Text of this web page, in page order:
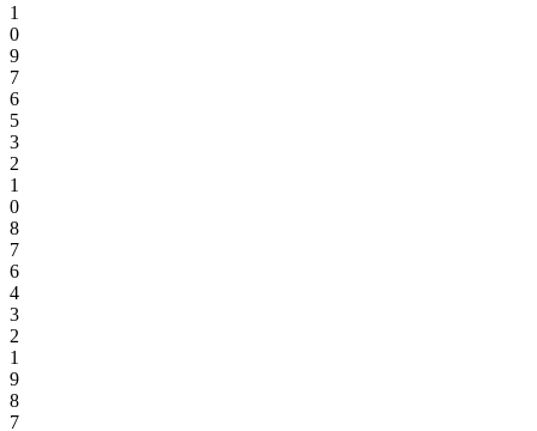
1
0
9
7
6
5
3
2
1
0
8
7
6
4
3
2
1
9
8
7